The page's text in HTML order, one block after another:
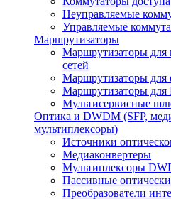
Неуправляемые
Управляемые
Маршрутизаторы
Маршрутизаторы
сетей
Маршрутизаторы для
Маршрутизаторы для
Мультисервисные
Оптика и DWDM (SFP,
мультиплексоры)
Источники
Медиаконвертеры
Мультиплексоры
Пассивные
Преобразователи